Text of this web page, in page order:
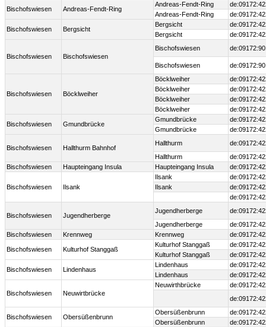
Bischofswiesen Andreas-Fendt-Ring
Andreas-Fendt-Ring
Andreas-Fendt-Ring
Bischofswiesen Bergsicht
Bergsicht
Bergsicht
Bischofswiesen Bischofswiesen
Bischofswiesen
Bischofswiesen
Bischofswiesen Böcklweiher
Böcklweiher
Böcklweiher
Böcklweiher
Böcklweiher
Bischofswiesen Gmundbrücke
Gmundbrücke
Gmundbrücke
Bischofswiesen Hallthurm Bahnhof
Hallthurm
Hallthurm
Bischofswiesen
Haupteingang Insula Haupteingang Insula
Bischofswiesen Ilsank
Ilsank
Ilsank
Bischofswiesen Jugendherberge
Jugendherberge
Jugendherberge
Bischofswiesen
Krennweg Krennweg
Bischofswiesen Kulturhof Stanggaß
Kulturhof Stanggaß
Kulturhof Stanggaß
Bischofswiesen Lindenhaus
Lindenhaus
Lindenhaus
Bischofswiesen Neuwirtbrücke
Neuwirthbrücke
Bischofswiesen Obersüßenbrunn
Obersüßenbrunn
Obersüßenbrunn